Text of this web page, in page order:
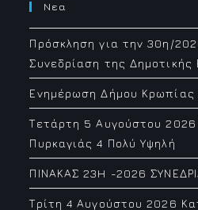
Νεα
Πρόσκληση για την 30η/
Συνεδρίαση της Δημοτικής
Ενημέρωση Δήμου Κρωπίας
Τετάρτη 5 Αυγούστου 2026
Πυρκαγιάς 4 Πολύ Υψηλή
ΠΙΝΑΚΑΣ 23H -2026
Τρίτη 4 Αυγούστου 2026